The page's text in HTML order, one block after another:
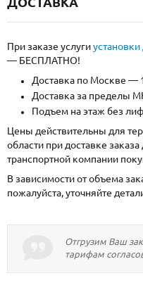
При заказе услуги
— БЕСПЛАТНО!
Доставка по Москве —
Доставка за пределы
Подъем на этаж без
Цены действительны для
области при доставке
транспортной компании
В зависимости от объема
пожалуйста, уточняйте
Отгрузим Ваш
тарифам